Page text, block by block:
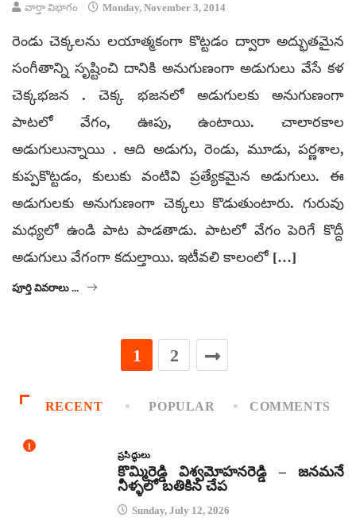
వార్తా విభాగం Monday, November 3, 2014
రెండు చెక్కలను లయాత్మకంగా కొట్టడం ద్వారా అద్భుతమైన
సంగీతాన్ని సృష్టించి దానికి అనుగుణంగా అడుగులు వేసే కళ
చెక్కభజన . చెక్క భజనలో అడుగులకు అనుగుణంగా
పాటలో వేగం, ఊపు, ఉంటాయి. చాలారకాల
అడుగులున్నాయి . ఆది అడుగు, రెండు, మూడు, పర్ణశాల,
కుప్పకొట్టడం, కులుకు వంటివి ప్రత్యేకమైన అడుగులు. ఈ
అడుగులకు అనుగుణంగా చెక్కలు కొడుతుంటారు. గురువు
మధ్యలో ఉండి పాట పాడతాడు. పాటలో వేగం పెరిగే కొద్దీ
అడుగులు వేగంగా కదుల్తాయి. ఇటీవలి కాలంలో […]
పూర్తి వివరాలు ...
1 2
RECENT POPULAR COMMENTS
1
ప్రసిద్ధులు
కొమ్మిరెడ్డి విశ్వమోహనరెడ్డి – జనమనే
నీళ్ళలో బతికిన చేప
Sunday, July 12, 2026